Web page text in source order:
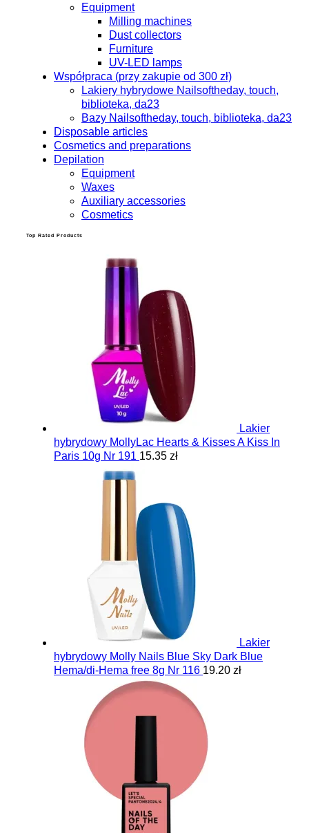
Equipment
Milling machines
Dust collectors
Furniture
UV-LED lamps
Współpraca (przy zakupie od 300 zł)
Lakiery hybrydowe Nailsoftheday, touch,
biblioteka, da23
Bazy Nailsoftheday, touch, biblioteka, da23
Disposable articles
Cosmetics and preparations
Depilation
Equipment
Waxes
Auxiliary accessories
Cosmetics
Top Rated Products
Lakier
hybrydowy MollyLac Hearts & Kisses A Kiss In
Paris 10g Nr 191 15.35 zł
Lakier
hybrydowy Molly Nails Blue Sky Dark Blue
Hema/di-Hema free 8g Nr 116 19.20 zł